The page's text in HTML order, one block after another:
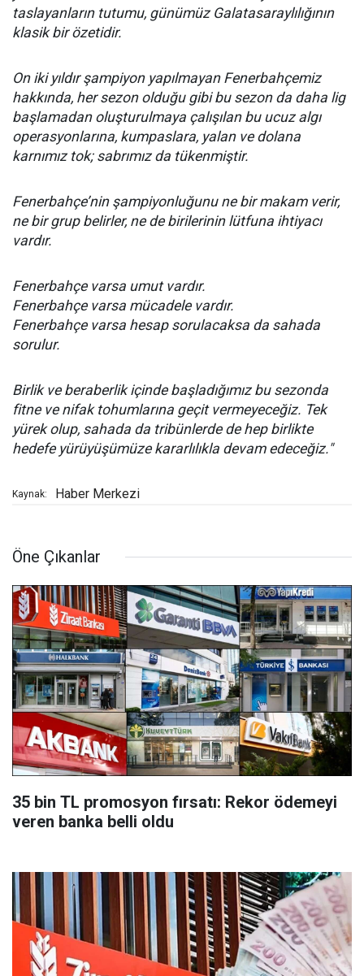
taslayanların tutumu, günümüz Galatasaraylılığının
klasik bir özetidir.
On iki yıldır şampiyon yapılmayan Fenerbahçemiz
hakkında, her sezon olduğu gibi bu sezon da daha lig
başlamadan oluşturulmaya çalışılan bu ucuz algı
operasyonlarına, kumpaslara, yalan ve dolana
karnımız tok; sabrımız da tükenmiştir.
Fenerbahçe’nin şampiyonluğunu ne bir makam verir,
ne bir grup belirler, ne de birilerinin lütfuna ihtiyacı
vardır.
Fenerbahçe varsa umut vardır.
Fenerbahçe varsa mücadele vardır.
Fenerbahçe varsa hesap sorulacaksa da sahada
sorulur.
Birlik ve beraberlik içinde başladığımız bu sezonda
fitne ve nifak tohumlarına geçit vermeyeceğiz. Tek
yürek olup, sahada da tribünlerde de hep birlikte
hedefe yürüyüşümüze kararlılıkla devam edeceğiz."
Kaynak: Haber Merkezi
Öne Çıkanlar
35 bin TL promosyon fırsatı: Rekor ödemeyi
veren banka belli oldu